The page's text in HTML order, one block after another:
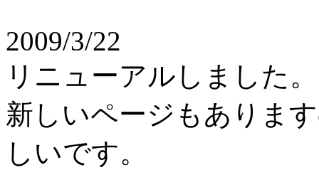
2009/3/22
リニューアルしました。
新しいページもありま
しいです。